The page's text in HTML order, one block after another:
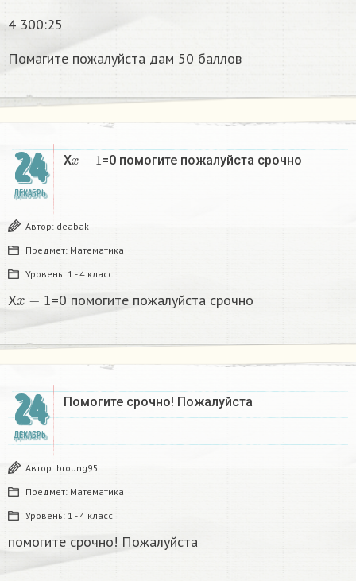
4 300:25
Помагите пожалуйста дам 50 баллов
24
ДЕКАБРЬ
Xx−1 =0 помогите пожалуйста срочно
Автор: deabak
Предмет: Математика
Уровень: 1 - 4 класс
X =0 помогите пожалуйста срочно
24
ДЕКАБРЬ
Помогите срочно! Пожалуйста
Автор: broung95
Предмет: Математика
Уровень: 1 - 4 класс
помогите срочно! Пожалуйста